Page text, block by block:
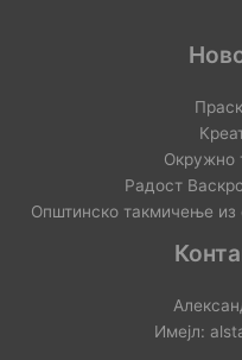
Окружно
Радост
Општинско такмичење из
Имејл: